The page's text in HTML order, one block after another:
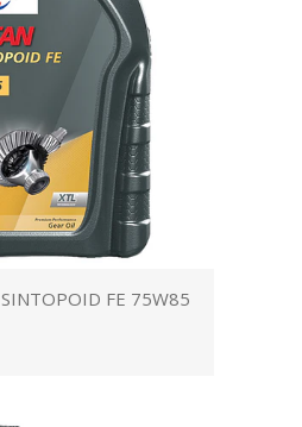
FE 75W85